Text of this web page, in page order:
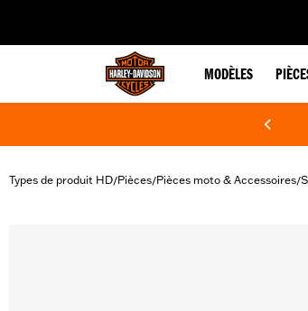
MODÈLES
Types de produit HD/Pièces/Pièces moto & Accessoires/